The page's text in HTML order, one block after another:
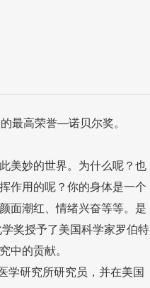
最高荣誉—诺贝尔奖。
美妙的世界。为什么呢？也
作用的呢？你的身体是一个
面潮红、情绪兴奋等等。是
奖授予了美国科学家罗伯特
中的贡献。
研究所研究员，并在美国